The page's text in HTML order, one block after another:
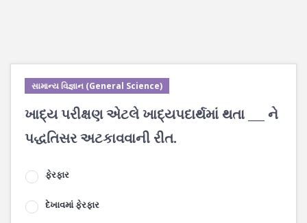
સામાન્ય વિજ્ઞાન (General Science)
ખાદ્ય પરીક્ષણ એટલે ખાદ્યપદાર્થમાં થતા ___ ને
પદ્ધતિસર અટકાવવાની રીત.
ફેરફાર
દેખાવમાં ફેરફાર